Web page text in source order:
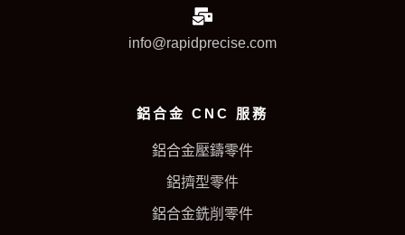
info@rapidprecise.com
鋁合金 CNC 服務
鋁合金壓鑄零件
鋁擠型零件
鋁合金銑削零件